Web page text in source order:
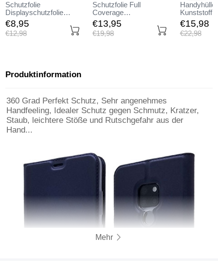
Schutzfolie
Displayschutzfolie
Panzerfolie Skins zum
Aufkleben Gehärtetes
Glas Glasfolie für
€8,95
€12,98
Schutzfolie Full
Coverage
Displayschutzfolie
Panzerfolie Skins zum
Aufkleben Gehärtetes
€13,95
€19,98
Handyhülle
Kunststoff
Tasche
Huawei
Schwarz
€15,98
€22,98
Produktinformation
360 Grad Perfekt Schutz, Sehr angenehmes
Handfeeling, Idealer Schutz gegen Schmutz, Kratzer,
Staub, leichtere Stöße und Rutschgefahr aus der
Hand...
Mehr